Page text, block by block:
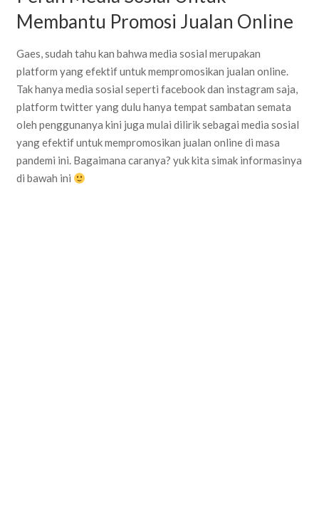
Membantu Promosi Jualan Online
Gaes, sudah tahu kan bahwa media sosial merupakan
platform yang efektif untuk mempromosikan jualan online.
Tak hanya media sosial seperti facebook dan instagram saja,
platform twitter yang dulu hanya tempat sambatan semata
oleh penggunanya kini juga mulai dilirik sebagai media sosial
yang efektif untuk mempromosikan jualan online di masa
pandemi ini. Bagaimana caranya? yuk kita simak informasinya
di bawah ini